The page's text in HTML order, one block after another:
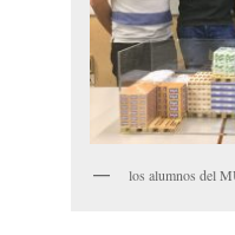
los alumnos del